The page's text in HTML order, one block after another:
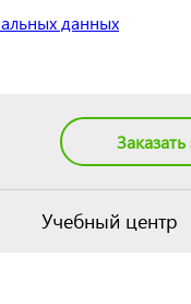
данных
Учебный центр